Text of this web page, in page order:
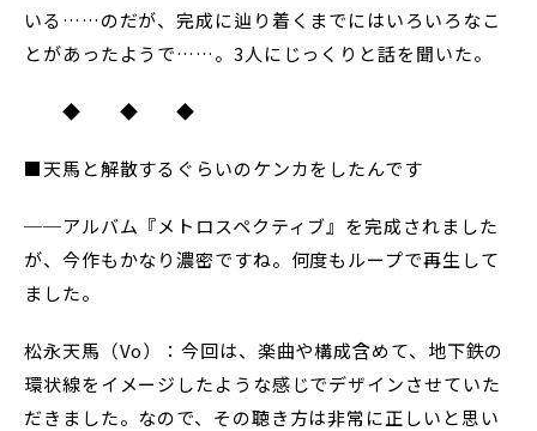
いる……のだが、完成に辿り着くまでにはいろいろなこ
とがあったようで……。3人にじっくりと話を聞いた。
◆ ◆ ◆
■天馬と解散するぐらいのケンカをしたんです
──アルバム『メトロスペクティブ』を完成されました
が、今作もかなり濃密ですね。何度もループで再生して
ました。
松永天馬（Vo）：今回は、楽曲や構成含めて、地下鉄の
環状線をイメージしたような感じでデザインさせていた
だきました。なので、その聴き方は非常に正しいと思い